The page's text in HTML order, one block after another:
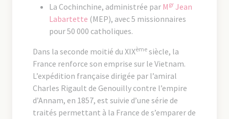
La Cochinchine, administrée par M gr Jean
Labartette (MEP), avec 5 missionnaires
pour 50 000 catholiques.
Dans la seconde moitié du XIXème siècle, la
France renforce son emprise sur le Vietnam.
L’expédition française dirigée par l’amiral
Charles Rigault de Genouilly contre l’empire
d’Annam, en 1857, est suivie d’une série de
traités permettant à la France de s’emparer de